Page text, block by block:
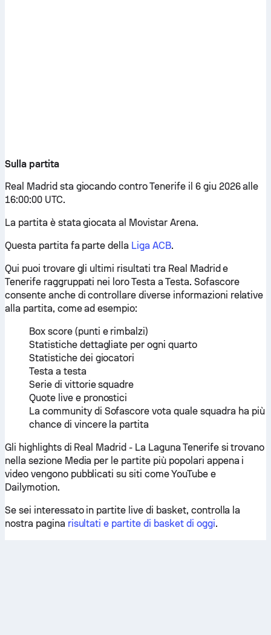
Sulla partita
Real Madrid sta giocando contro Tenerife il 6 giu 2026 alle
16:00:00 UTC.
La partita è stata giocata al Movistar Arena.
Questa partita fa parte della Liga ACB.
Qui puoi trovare gli ultimi risultati tra Real Madrid e
Tenerife raggruppati nei loro Testa a Testa. Sofascore
consente anche di controllare diverse informazioni relative
alla partita, come ad esempio:
Box score (punti e rimbalzi)
Statistiche dettagliate per ogni quarto
Statistiche dei giocatori
Testa a testa
Serie di vittorie squadre
Quote live e pronostici
La community di Sofascore vota quale squadra ha più
chance di vincere la partita
Gli highlights di Real Madrid - La Laguna Tenerife si trovano
nella sezione Media per le partite più popolari appena i
video vengono pubblicati su siti come YouTube e
Dailymotion.
Se sei interessato in partite live di basket, controlla la
nostra pagina risultati e partite di basket di oggi.